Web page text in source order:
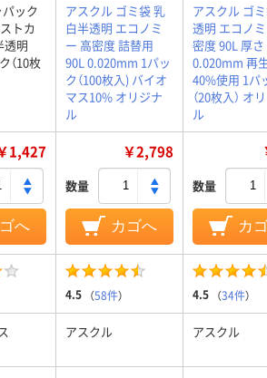
ック
トカ
透明
（10枚
アスクル ゴミ袋 乳
白半透明 エコノミ
ー 高密度 詰替用
90L 0.020mm 1パッ
ク（100枚入) バイオ
マス10% オリジナ
ル
アスクル ゴ
透明 エコノ
密度 90L 厚さ
0.020mm 再
40%使用 1パ
（20枚入） オ
ル
1,427
へ
￥2,798
数量
カゴへ
数量
カ
4.5 （58件） 4.5 （34件）
アスクル アスクル